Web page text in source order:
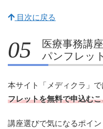
目次に戻る
医療事務講
パンフレット
本サイト「メディクラ」
フレットを無料で申込む
講座選びで気になるポイン